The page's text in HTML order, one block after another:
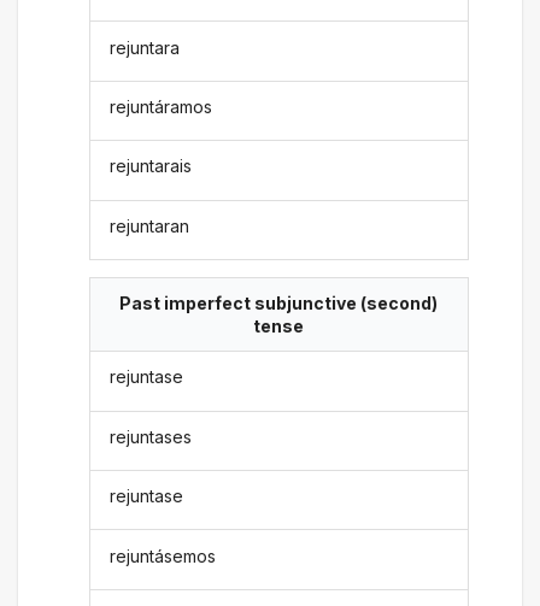
rejuntara
rejuntáramos
rejuntarais
rejuntaran
Past imperfect subjunctive (second)
tense
rejuntase
rejuntases
rejuntase
rejuntásemos